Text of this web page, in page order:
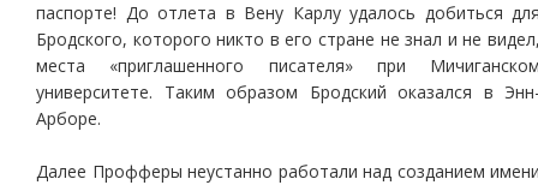
паспорте! До отлета в Вену Карлу удалось добиться
Бродского, которого никто в его стране не знал и не
места «приглашенного писателя» при
университете. Таким образом Бродский оказался в
Арборе.
Далее Профферы неустанно работали над созданием